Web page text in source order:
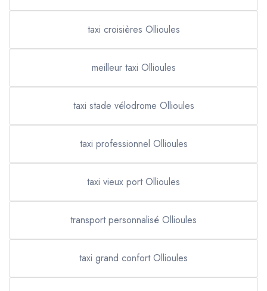
taxi croisières Ollioules
meilleur taxi Ollioules
taxi stade vélodrome Ollioules
taxi professionnel Ollioules
taxi vieux port Ollioules
transport personnalisé Ollioules
taxi grand confort Ollioules